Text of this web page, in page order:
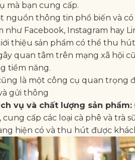
mà bạn cung cấp.
nguồn thông tin phổ biến và
Facebook, Instagram hay
thiệu sản phẩm có thể thu
quan tâm trên mạng xã hội
tiềm năng.
là một công cụ quan trọng
gửi thông
vụ và chất lượng sản phẩm:
cấp các loại cà phê và trà
hiện có và thu hút được